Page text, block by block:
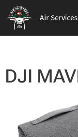
Air
DJI